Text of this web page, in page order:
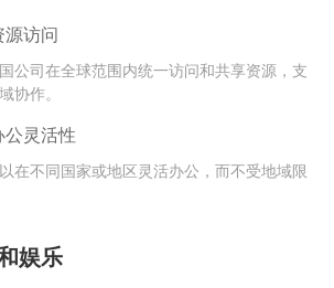
访问
公司在全球范围内统一访问和共享资源，支
协作。
公灵活性
在不同国家或地区灵活办公，而不受地域限
娱乐